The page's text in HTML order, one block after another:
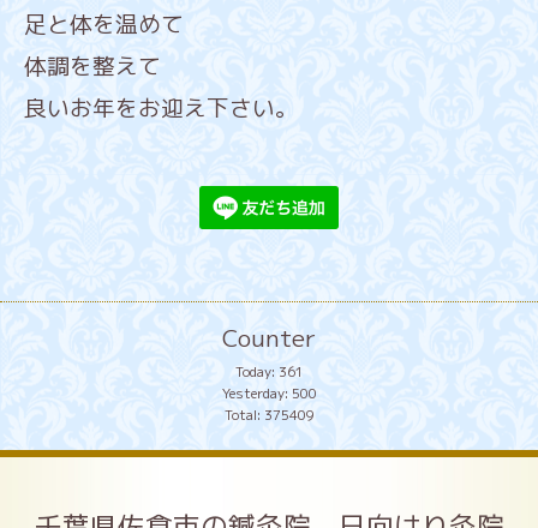
足と体を温めて
体調を整えて
良いお年をお迎え下さい。
Counter
Today: 361
Yesterday: 500
Total: 375409